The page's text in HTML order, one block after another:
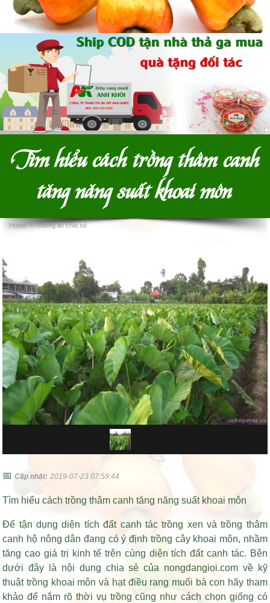
Tìm hiểu cách trồng thâm canh
tăng năng suất khoai môn
Home › Thông tin chia sẻ
📅Cập nhật: 2019-07-23 07:59:44
Tìm hiểu cách trồng thâm canh tăng năng suất khoai môn
Để tận dụng diện tích đất canh tác trồng xen và trồng thâm
canh hộ nông dân đang có ý định trồng cây khoai môn, nhầm
tăng cao giá trị kinh tế trên cùng diện tích đất canh tác. Bên
dưới đây là nội dung chia sẻ của nongdangioi.com về kỹ
thuật trồng khoai môn và hạt điều rang muối bà con hãy tham
khảo để nắm rõ thời vụ trồng cũng như cách chọn giống có